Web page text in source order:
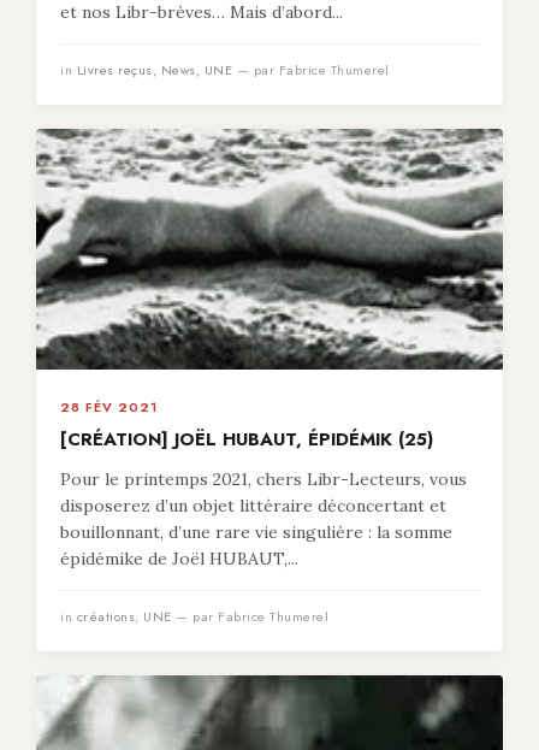
et nos Libr-brèves… Mais d’abord...
in Livres reçus, News, UNE — par Fabrice Thumerel
28 FÉV 2021
[CRÉATION] JOËL HUBAUT, ÉPIDÉMIK (25)
Pour le printemps 2021, chers Libr-Lecteurs, vous
disposerez d’un objet littéraire déconcertant et
bouillonnant, d’une rare vie singulière : la somme
épidémike de Joël HUBAUT,...
in créations, UNE — par Fabrice Thumerel